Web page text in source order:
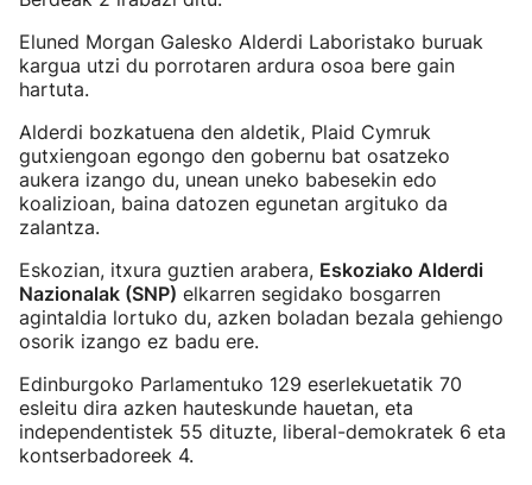
Eluned Morgan Galesko Alderdi Laboristako buruak
kargua utzi du porrotaren ardura osoa bere gain
hartuta.
Alderdi bozkatuena den aldetik, Plaid Cymruk
gutxiengoan egongo den gobernu bat osatzeko
aukera izango du, unean uneko babesekin edo
koalizioan, baina datozen egunetan argituko da
zalantza.
Eskozian, itxura guztien arabera, Eskoziako Alderdi
Nazionalak (SNP) elkarren segidako bosgarren
agintaldia lortuko du, azken boladan bezala gehiengo
osorik izango ez badu ere.
Edinburgoko Parlamentuko 129 eserlekuetatik 70
esleitu dira azken hauteskunde hauetan, eta
independentistek 55 dituzte, liberal-demokratek 6 eta
kontserbadoreek 4.